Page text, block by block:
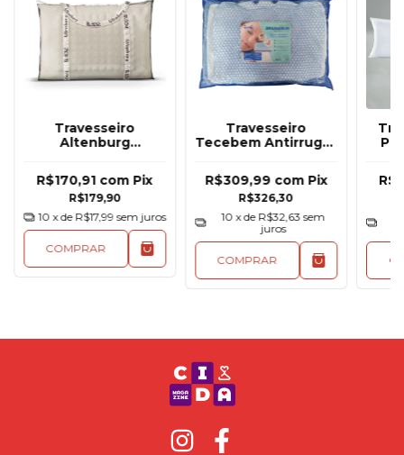
Travesseiro
Altenburg
Blocke 46cm x
66cm Relevo
Antirrugas
R$179,90
R$170,91 com Pix
10 x de R$17,99 sem juros
COMPRAR
Travesseiro
Tecebem Antirrugas
Do Sono 45x65cm
R$326,30
R$309,99 com Pix
10 x de R$32,63 sem
juros
COMPRAR